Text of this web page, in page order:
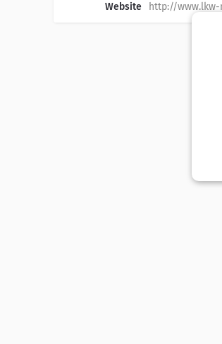
Website
http://